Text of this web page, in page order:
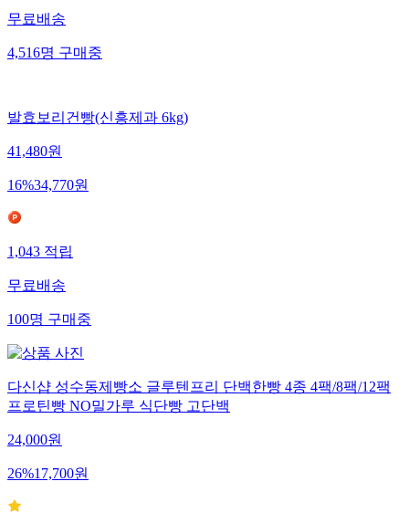
무료배송
4,516명구매중
발효보리건빵(신흥제과 6kg)
41,480원
16%34,770원
1,043적립
무료배송
100명구매중
다신샵 성수동제빵소 글루텐프리 단백한빵 4종 4팩/8팩/12팩
프로틴빵 NO밀가루 식단빵 고단백
24,000원
26%17,700원